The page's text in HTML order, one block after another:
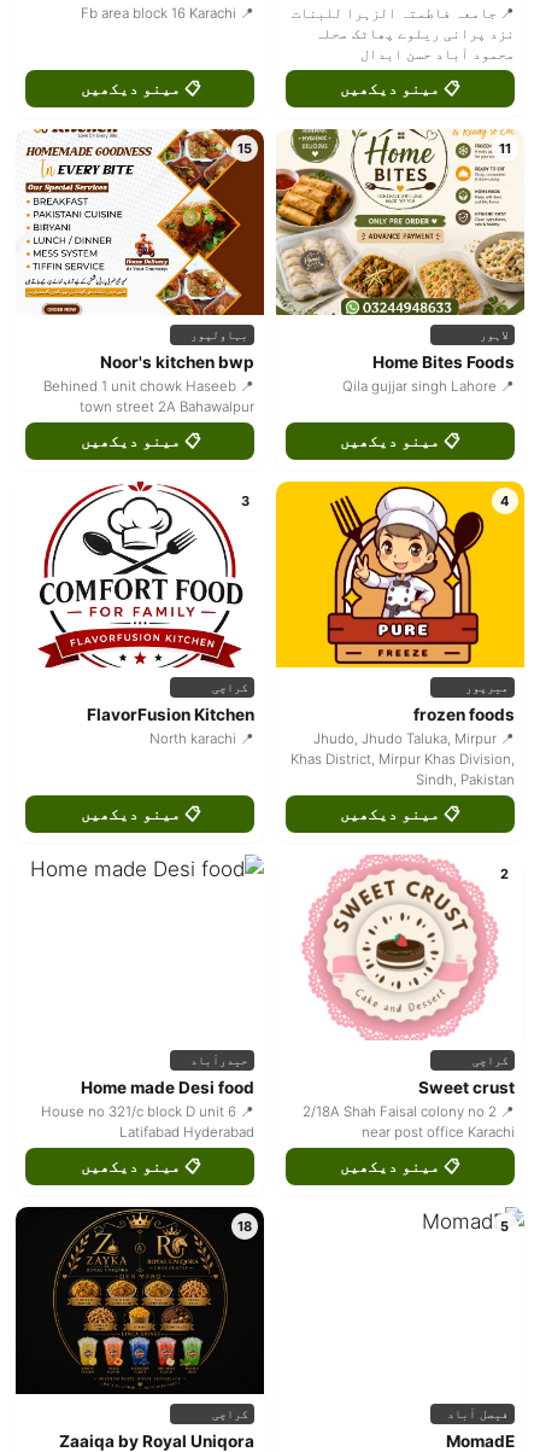
📍 جامعہ فاطمتہ الزہرا للبنات
نزد پرانی ریلوے پھاٹک محلہ
محمود آباد حسن ابدال
📋 مینو دیکھیں
📍 Fb area block 16 Karachi
📋 مینو دیکھیں
11
لاہور
Home Bites Foods
📍 Qila gujjar singh Lahore
📋 مینو دیکھیں
15
بہاولپور
Noor's kitchen bwp
📍 Behined 1 unit chowk Haseeb
town street 2A Bahawalpur
📋 مینو دیکھیں
4
میرپور
frozen foods
📍 Jhudo, Jhudo Taluka, Mirpur
Khas District, Mirpur Khas Division,
Sindh, Pakistan
📋 مینو دیکھیں
3
کراچی
FlavorFusion Kitchen
📍 North karachi
📋 مینو دیکھیں
2
کراچی
Sweet crust
📍 2/18A Shah Faisal colony no 2
near post office Karachi
📋 مینو دیکھیں
حیدرآباد
Home made Desi food
📍 House no 321/c block D unit 6
Latifabad Hyderabad
📋 مینو دیکھیں
5
فیصل آباد
MomadE
18
کراچی
Zaaiqa by Royal Uniqora